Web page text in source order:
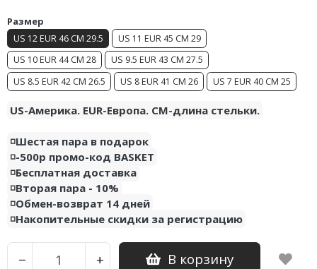
Размер
US 12 EUR 46 CM 29.5
US 11 EUR 45 CM 29
US 10 EUR 44 CM 28
US 9.5 EUR 43 CM 27.5
US 8.5 EUR 42 CM 26.5
US 8 EUR 41 CM 26 US 7 EUR 40 CM 25
US-Америка. EUR-Европа. CM-длина стельки.
◽️Шестая пара в подарок
◽️-500р промо-код BASKET
◽️Бесплатная доставка
◽️Вторая пара - 10%
◽️Обмен-возврат 14 дней
◽️Накопительные скидки за регистрацию
− + В корзину
Air Jordan 13
Air Jordan 14
Air Jordan 15
Air Jordan 23
Nike Book
Nike LeBron
Nike Kyrie
Nike Freak
Nike KD
Nike PG
Nike Kobe
Nike Uptempo
Nike Foamposite